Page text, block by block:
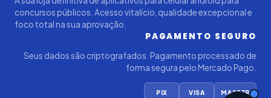
concursos públicos. Acesso vitalício, qualidade excepcional e
foco total na sua aprovação.
PAGAMENTO SEGURO
Seus dados são criptografados. Pagamento processado de
forma segura pelo Mercado Pago.
PIX VISA MASTER